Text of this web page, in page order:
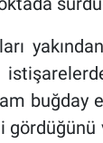
buğday